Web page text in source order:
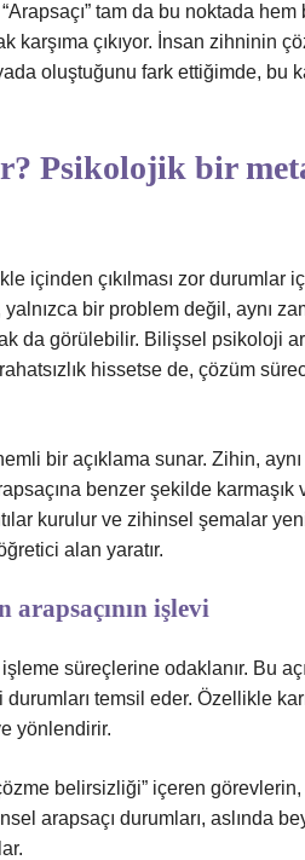
tam da bu noktada
karşıma çıkıyor. İnsan zihninin
oluştuğunu fark ettiğimde, bu
Psikolojik bir
içinden çıkılması zor
yalnızca bir problem değil, aynı
da görülebilir. Bilişsel psikoloji
hissetse de, çözüm
bir açıklama sunar. Zihin,
benzer şekilde
kurulur ve zihinsel şemalar
alan yaratır.
arapsaçının işlevi
süreçlerine odaklanır. Bu
durumları temsil eder. Özellikle
yönlendirir.
belirsizliği” içeren görevlerin,
arapsaçı durumları, aslında